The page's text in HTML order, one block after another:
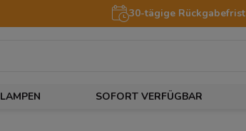
30-tägige Rückgabefrist
LAMPEN SOFORT VERFÜGBAR